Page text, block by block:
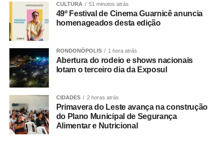
Um alerta também foi feito aos médicos do trabalho.
Durante consultas ocupacionais, exames
admissionais, periódicos, de retorno ao trabalho ou
trabalhadores sobre a importância da vacinação e
esclarecer dúvidas, especialmente entre profissionais
da saúde e outros grupos com maior risco de exposição.
Vacinação
A principal vacina contra o sarampo é a tríplice viral, que
CULTURA 51 minutos atrás
49º Festival de Cinema Guarnicê anuncia
homenageados desta edição
RONDONÓPOLIS 1 hora atrás
Abertura do rodeio e shows nacionais
lotam o terceiro dia da Exposul
CIDADES 2 horas atrás
Primavera do Leste avança na construção
do Plano Municipal de Segurança
Alimentar e Nutricional